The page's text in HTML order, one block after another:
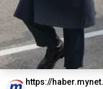
https://